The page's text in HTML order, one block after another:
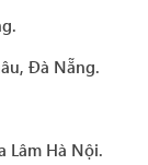
Đà Nẵng.
Lâm Hà Nội.